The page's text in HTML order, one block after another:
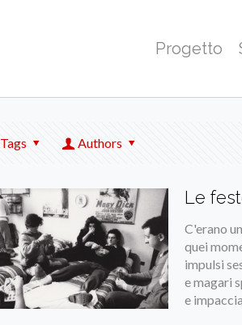
Progetto
Tags Authors
Le
C'erano
quei
impulsi
e magari
e